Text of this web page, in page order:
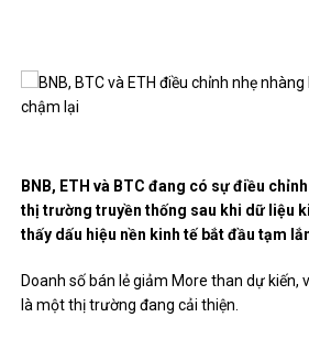
BNB, ETH và BTC đang có sự điều
thị trường truyền thống sau khi dữ liệu
thấy dấu hiệu nền kinh tế bắt đầu tạm
Doanh số bán lẻ giảm More than dự kiến,
là một thị trường đang cải thiện.